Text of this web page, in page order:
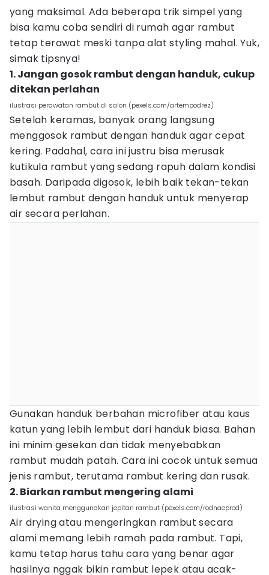
yang maksimal. Ada beberapa trik simpel yang
bisa kamu coba sendiri di rumah agar rambut
tetap terawat meski tanpa alat styling mahal. Yuk,
simak tipsnya!
1. Jangan gosok rambut dengan handuk, cukup
ditekan perlahan
ilustrasi perawatan rambut di salon (pexels.com/artempodrez)
Setelah keramas, banyak orang langsung
menggosok rambut dengan handuk agar cepat
kering. Padahal, cara ini justru bisa merusak
kutikula rambut yang sedang rapuh dalam kondisi
basah. Daripada digosok, lebih baik tekan-tekan
lembut rambut dengan handuk untuk menyerap
air secara perlahan.
Gunakan handuk berbahan microfiber atau kaus
katun yang lebih lembut dari handuk biasa. Bahan
ini minim gesekan dan tidak menyebabkan
rambut mudah patah. Cara ini cocok untuk semua
jenis rambut, terutama rambut kering dan rusak.
2. Biarkan rambut mengering alami
ilustrasi wanita menggunakan jepitan rambut (pexels.com/rodnaeprod)
Air drying atau mengeringkan rambut secara
alami memang lebih ramah pada rambut. Tapi,
kamu tetap harus tahu cara yang benar agar
hasilnya nggak bikin rambut lepek atau acak-